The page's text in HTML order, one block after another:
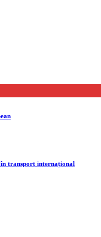
în transport internațional